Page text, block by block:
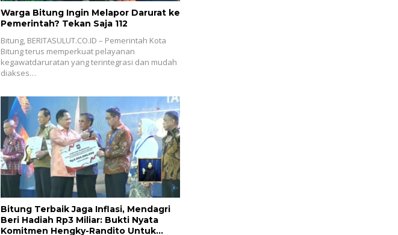
Warga Bitung Ingin Melapor Darurat ke
Pemerintah? Tekan Saja 112
Bitung, BERITASULUT.CO.ID – Pemerintah Kota
Bitung terus memperkuat pelayanan
kegawatdaruratan yang terintegrasi dan mudah
diakses…
Bitung ‎Terbaik Jaga Inflasi, Mendagri
Beri Hadiah Rp3 Miliar: Bukti Nyata
Komitmen Hengky-Randito Untuk